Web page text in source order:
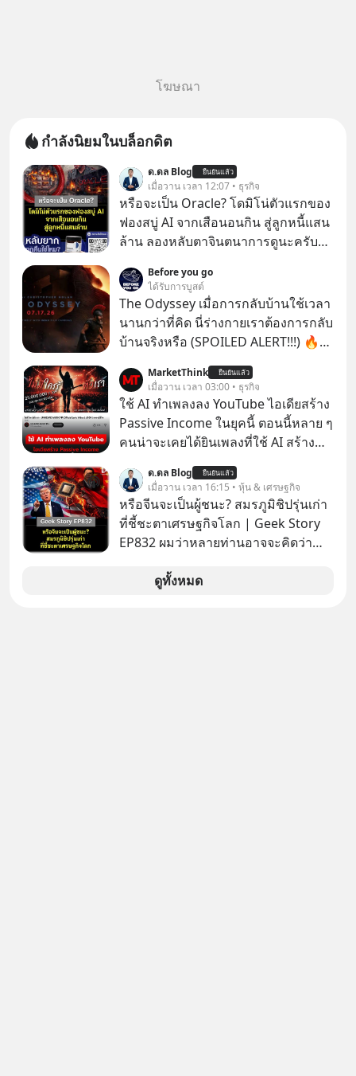
โฆษณา
กำลังนิยมในบล็อกดิต
ด.ดล Blog ยืนยันแล้ว
เมื่อวาน เวลา 12:07 • ธุรกิจ
หรือจะเป็น Oracle? โดมิโน่ตัวแรกของ
ฟองสบู่ AI จากเสือนอนกิน สู่ลูกหนี้แสน
ล้าน ลองหลับตาจินตนาการดูนะครับว่า
ว่าเขี้ยวลากดินสุดๆ มันจะน่าปวดหัว
ขนาดไหน…
Before you go
ได้รับการบูสต์
The Odyssey เมื่อการกลับบ้านใช้เวลา
นานกว่าที่คิด นี่ร่างกายเราต้องการกลับ
บ้านจริงหรือ (SPOILED ALERT!!!) 🔥
MarketThink ยืนยันแล้ว
เมื่อวาน เวลา 03:00 • ธุรกิจ
ใช้ AI ทำเพลงลง YouTube ไอเดียสร้าง
Passive Income ในยุคนี้ ตอนนี้หลาย ๆ
คนน่าจะเคยได้ยินเพลงที่ใช้ AI สร้าง
รู้ตัวเรา” จากช่องชื่อว่า UNHEARD
MUSIC ที่ตอนนี้มียอดรับชมกว่า 26
ล้านครั้งแล้ว
ด.ดล Blog ยืนยันแล้ว
เมื่อวาน เวลา 16:15 • หุ้น & เศรษฐกิจ
หรือจีนจะเป็นผู้ชนะ? สมรภูมิชิปรุ่นเก่า
ที่ชี้ชะตาเศรษฐกิจโลก | Geek Story
EP832 ผมว่าหลายท่านอาจจะคิดว่า
คิดใหม่ได้เลยครับ! ในขณะที่โลกโฟกัส
ดูทั้งหมด